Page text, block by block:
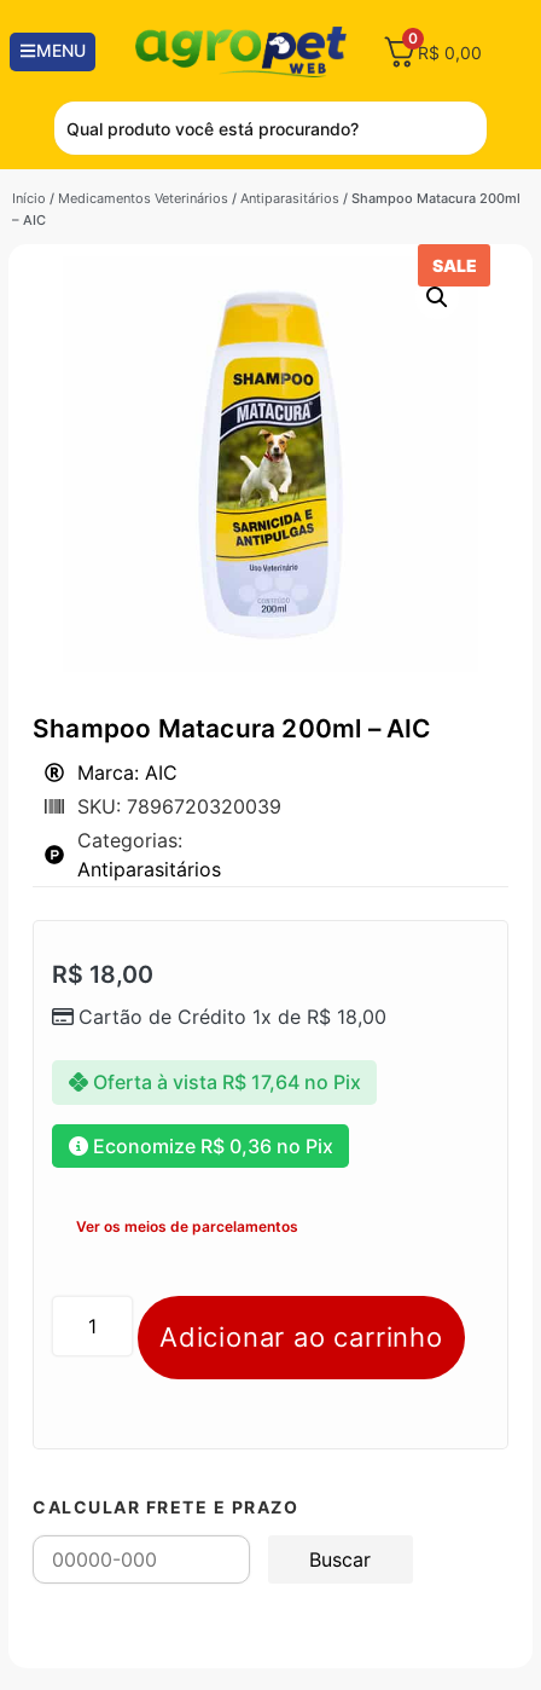
MENU
0
R$ 0,00
Início / Medicamentos Veterinários / Antiparasitários / Shampoo Matacura 200ml
– AIC
SALE
Shampoo Matacura 200ml – AIC
Marca: AIC
SKU: 7896720320039
Categorias:
Antiparasitários
R$ 18,00
Cartão de Crédito 1x de R$ 18,00
Oferta à vista R$17,64 no Pix
Economize R$0,36no Pix
Ver os meios de parcelamentos
Adicionar ao carrinho
CALCULAR FRETE E PRAZO